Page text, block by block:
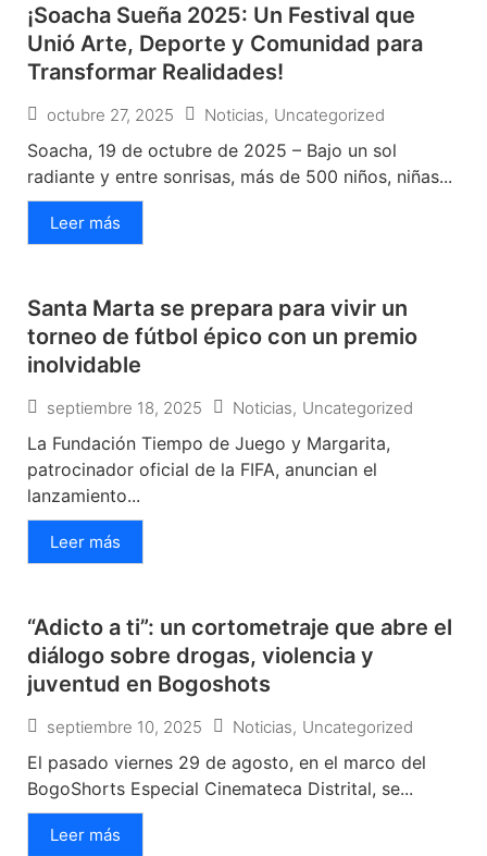
¡Soacha Sueña 2025: Un Festival que
Unió Arte, Deporte y Comunidad para
Transformar Realidades!
octubre 27, 2025 Noticias, Uncategorized
Soacha, 19 de octubre de 2025 – Bajo un sol
radiante y entre sonrisas, más de 500 niños, niñas...
Leer más
Santa Marta se prepara para vivir un
torneo de fútbol épico con un premio
inolvidable
septiembre 18, 2025 Noticias, Uncategorized
La Fundación Tiempo de Juego y Margarita,
patrocinador oficial de la FIFA, anuncian el
lanzamiento...
Leer más
“Adicto a ti”: un cortometraje que abre el
diálogo sobre drogas, violencia y
juventud en Bogoshots
septiembre 10, 2025 Noticias, Uncategorized
El pasado viernes 29 de agosto, en el marco del
BogoShorts Especial Cinemateca Distrital, se...
Leer más